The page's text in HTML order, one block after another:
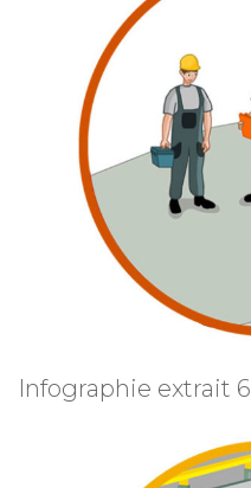
Infographie extrait 6